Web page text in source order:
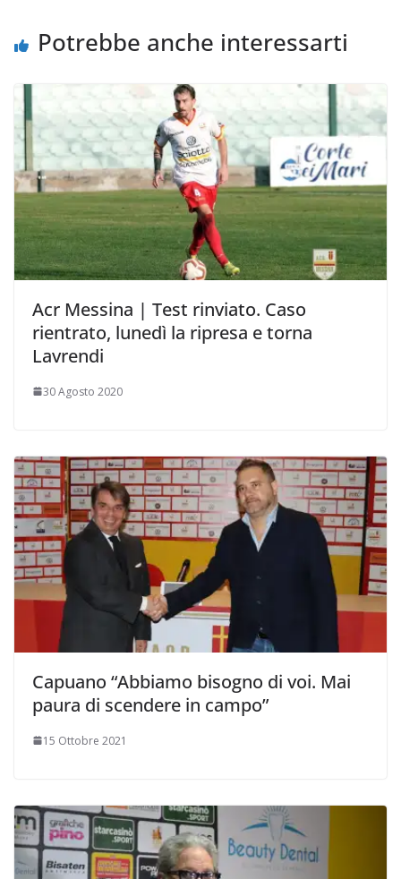
i
Potrebbe anche interessarti
Acr Messina | Test rinviato. Caso
rientrato, lunedì la ripresa e torna
Lavrendi
30 Agosto 2020
Capuano “Abbiamo bisogno di voi. Mai
paura di scendere in campo”
15 Ottobre 2021